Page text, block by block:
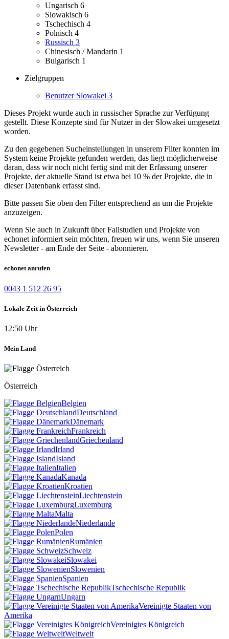
Ungarisch 6
Slowakisch 6
Tschechisch 4
Polnisch 4
Russisch 3
Chinesisch / Mandarin 1
Bulgarisch 1
Zielgruppen
Benutzer Slowakei 3
Dieses Projekt wurde auch in russischer Sprache zur Verfügung
gestellt. Diese Konzepte sind für Nutzer in der Slowakei umgesetzt
worden.
Zu den gegebenen Sucheinstellungen in unserem Filter konnten im
System keine Projekte gefunden werden, das liegt möglicherweise
daran, dass wir noch nicht fertig sind mit der Erfassung unserer
Projekte, der aktuelle Stand ist etwa bei 10 % der Projekte, die in
dieser Datenbank erfasst sind.
Bitte passen Sie oben den Filter entsprechend an um die Projekte
anzuzeigen.
Wenn Sie auch in Zukunft über Fallstudien und Projekte von
echonet informiert sein möchten, freuen wir uns, wenn Sie unseren
Newsletter - am Ende der Seite - abonnieren.
echonet anrufen
0043 1 512 26 95
Lokale Zeit in Österreich
12:50 Uhr
Mein Land
Österreich
Belgien
Deutschland
Dänemark
Frankreich
Griechenland
Irland
Island
Italien
Kanada
Kroatien
Liechtenstein
Luxemburg
Malta
Niederlande
Polen
Rumänien
Schweiz
Slowakei
Slowenien
Spanien
Tschechische Republik
Ungarn
Vereinigte Staaten von
Amerika
Vereinigtes Königreich
Weltweit